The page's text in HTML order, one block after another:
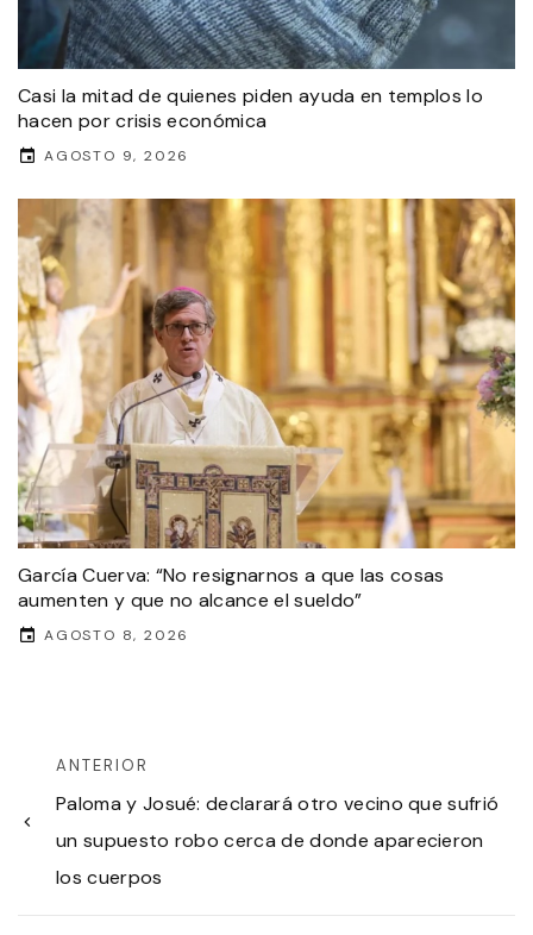
Casi la mitad de quienes piden ayuda en templos lo
hacen por crisis económica
AGOSTO 9, 2026
García Cuerva: “No resignarnos a que las cosas
aumenten y que no alcance el sueldo”
AGOSTO 8, 2026
ANTERIOR
Paloma y Josué: declarará otro vecino que sufrió
un supuesto robo cerca de donde aparecieron
los cuerpos